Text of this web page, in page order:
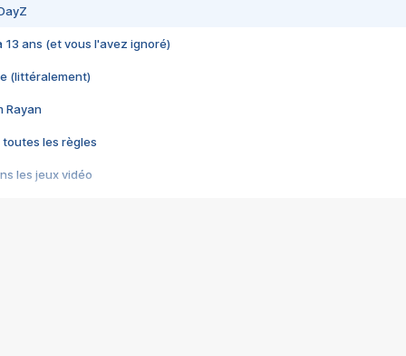
13 ans (et vous l'avez ignoré)
(littéralement)
Rayan
toutes les règles
les jeux vidéo